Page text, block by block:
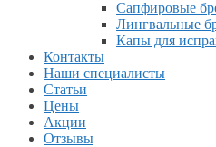
Сапфировые
Лингвальные
Капы для
Контакты
Наши специалисты
Статьи
Цены
Акции
Отзывы